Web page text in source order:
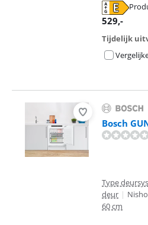
529,-
Tijdelijk
Bosch
Type
deur |
60 cm